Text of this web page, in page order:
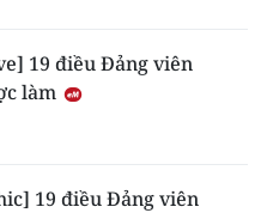
19 điều Đảng viên
làm
19 điều Đảng viên